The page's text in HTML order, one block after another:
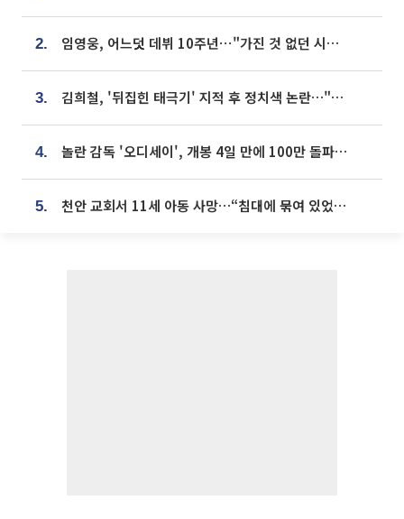
2. 임영웅, 어느덧 데뷔 10주년⋯"가진 것 없던 시절, 내 앞엔 20명의 팬뿐"
3. 김희철, '뒤집힌 태극기' 지적 후 정치색 논란…"좌우 떠나 우리나라 국기"
4. 놀란 감독 '오디세이', 개봉 4일 만에 100만 돌파⋯'왕사남' 보다 빠르다
5. 천안 교회서 11세 아동 사망…“침대에 묶여 있었다” 진술 확보